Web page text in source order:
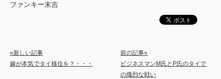
ファンキー末吉
«新しい記事
嫁が本気でタイ移住を？・・・
前の記事»
ビジネスマンM氏とP氏のタイで
の熾烈な戦い